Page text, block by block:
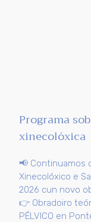
Programa
xinecolóxica
📢 Continuamos
Xinecolóxico e
2026 cun novo
👉 Obradoiro
PÉLVICO en